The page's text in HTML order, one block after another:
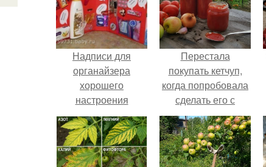
Надписи для
органайзера
хорошего
настроения
распечатать. Идеи
"Органайзеров
Хорошего
Настроения" с
Перестала
покупать кетчуп,
когда попробовала
сделать его с
яблоками.